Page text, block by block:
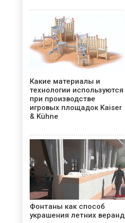
Какие материалы и
технологии используются
при производстве
игровых площадок Kaiser
& Kühne
Фонтаны как способ
украшения летних веранд